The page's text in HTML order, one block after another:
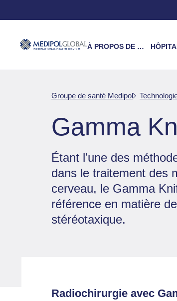
À PROPOS DE NOUS
Groupe de santé Medipol
Gamma
Étant l’une des
dans le traitement des
cerveau, le Gamma
référence en matière
stéréotaxique.
Radiochirurgie avec